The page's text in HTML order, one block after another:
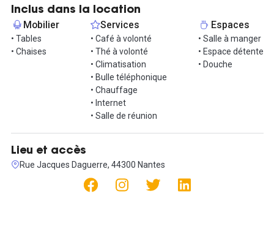
lundi au vendredi, de vastes salles de réunion, de phonebox pour
des appels confidentiels, d'une cafétéria conviviale, de douches
rafraîchissantes, de fauteuils de massage relaxants, et même de
babyfoots.
Pour découvrir en personne ce bureau unique, n'hésitez pas à
nous contacter et à planifier une visite. Vous allez être séduit par
tous les avantages qu'il peut offrir à votre entreprise !
Inclus dans la location
Mobilier
• Tables
• Chaises
Services
• Café à volonté
• Thé à volonté
• Climatisation
• Bulle téléphonique
• Chauffage
• Internet
• Salle de réunion
Espaces
• Salle à manger
• Espace détente
• Douche
Lieu et accès
Rue Jacques Daguerre, 44300 Nantes